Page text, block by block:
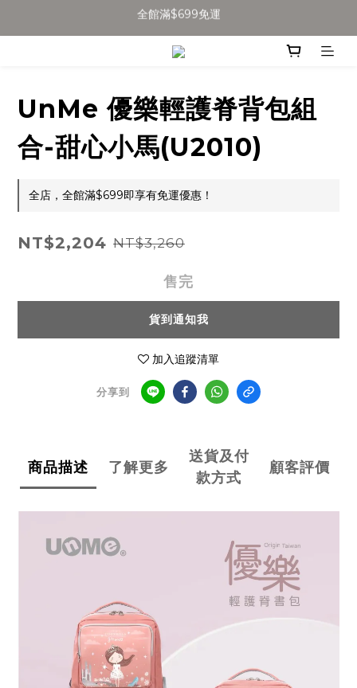
全館滿$699免運
加入會員得$100購物金👉
全館滿$699免運
UnMe 優樂輕護脊背包組
合-甜心小馬(U2010)
全店，全館滿$699即享有免運優惠！
NT$2,204 NT$3,260
售完
貨到通知我
加入追蹤清單
分享到
商品描述 了解更多
送貨及付
款方式
顧客評價